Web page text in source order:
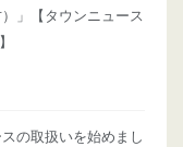
」【タウンニュース
の取扱いを始めまし